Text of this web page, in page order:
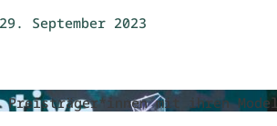
29. September 2023
Preisträger*innen mit ihren